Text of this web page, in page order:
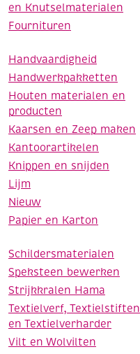
en Knutselmaterialen
Fournituren
Handvaardigheid
Handwerkpakketten
Houten materialen en
producten
Kaarsen en Zeep maken
Kantoorartikelen
Knippen en snijden
Lijm
Nieuw
Papier en Karton
Schildersmaterialen
Speksteen bewerken
Strijkkralen Hama
Textielverf, Textielstiften
en Textielverharder
Vilt en Wolvilten